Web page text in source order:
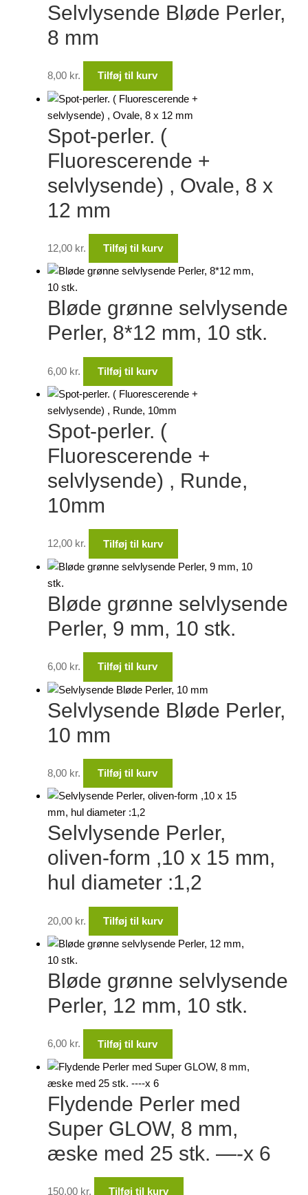
Selvlysende Bløde Perler,
8 mm
8,00 kr. Tilføj til kurv
Spot-perler. (
Fluorescerende +
selvlysende) , Ovale, 8 x
12 mm
12,00 kr. Tilføj til kurv
Bløde grønne selvlysende
Perler, 8*12 mm, 10 stk.
6,00 kr. Tilføj til kurv
Spot-perler. (
Fluorescerende +
selvlysende) , Runde,
10mm
12,00 kr. Tilføj til kurv
Bløde grønne selvlysende
Perler, 9 mm, 10 stk.
6,00 kr. Tilføj til kurv
Selvlysende Bløde Perler,
10 mm
8,00 kr. Tilføj til kurv
Selvlysende Perler,
oliven-form ,10 x 15 mm,
hul diameter :1,2
20,00 kr. Tilføj til kurv
Bløde grønne selvlysende
Perler, 12 mm, 10 stk.
6,00 kr. Tilføj til kurv
Flydende Perler med
Super GLOW, 8 mm,
æske med 25 stk. —-x 6
150,00 kr. Tilføj til kurv